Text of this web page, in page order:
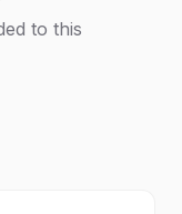
to this